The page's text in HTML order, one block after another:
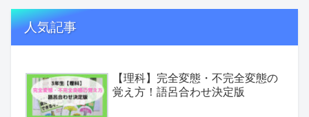
人気記事
【理科】完全変態・不完全変態の
覚え方！語呂合わせ決定版